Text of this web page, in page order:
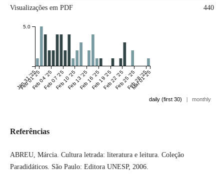
Visualizações em PDF 440
Jan 31 '25
Feb 01 '25Feb 04 '25Feb 07 '25Feb 10 '25Feb 13 '25Feb 16 '25Feb 19 '25Feb 22 '25Feb 25 '25Feb 28 '25
Mar 01 '25
5.0
daily (first 30) | monthly
Referências
ABREU, Márcia. Cultura letrada: literatura e leitura. Coleção
Paradidáticos. São Paulo: Editora UNESP, 2006.